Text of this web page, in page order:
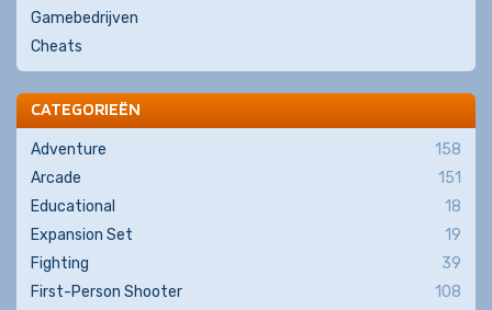
Gamebedrijven
Cheats
CATEGORIEËN
Adventure
158
Arcade
151
Educational
18
Expansion Set
19
Fighting
39
First-Person Shooter
108